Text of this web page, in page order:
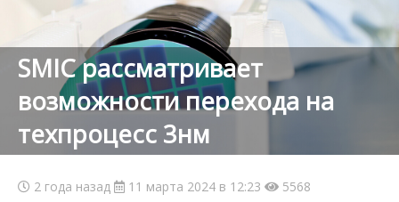
SMIC рассматривает
возможности перехода на
техпроцесс 3нм
2 года назад 11 марта 2024 в 12:23 5568